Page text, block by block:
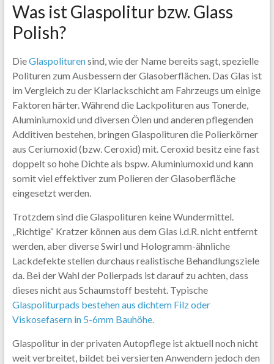
Was ist Glaspolitur bzw. Glass
Polish?
DieGlaspoliturensind, wie der Name bereits sagt, spezielle
Polituren zum Ausbessern der Glasoberflächen. Das Glas ist
im Vergleich zu der Klarlackschicht am Fahrzeugs um einige
Faktoren härter. Während die Lackpolituren aus Tonerde,
Aluminiumoxid und diversen Ölen und anderen pflegenden
Additiven bestehen, bringen Glaspolituren die Polierkörner
aus Ceriumoxid (bzw. Ceroxid) mit. Ceroxid besitz eine fast
doppelt so hohe Dichte als bspw. Aluminiumoxid und kann
somit viel effektiver zum Polieren der Glasoberfläche
eingesetzt werden.
Trotzdem sind die Glaspolituren keine Wundermittel.
„Richtige“ Kratzer können aus dem Glas i.d.R. nicht entfernt
werden, aber diverse Swirl und Hologramm-ähnliche
Lackdefekte stellen durchaus realistische Behandlungsziele
da. Bei der Wahl der Polierpads ist darauf zu achten, dass
dieses nicht aus Schaumstoff besteht. Typische
Glaspoliturpads bestehen aus dichtem Filz oder
Viskosefasern in 5-6mm Bauhöhe.
Glaspolitur in der privaten Autopflege ist aktuell noch nicht
weit verbreitet, bildet bei versierten Anwendern jedoch den